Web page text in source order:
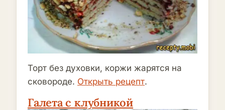
Торт без духовки, коржи жарятся на
сковороде. Открыть рецепт.
Галета с клубникой